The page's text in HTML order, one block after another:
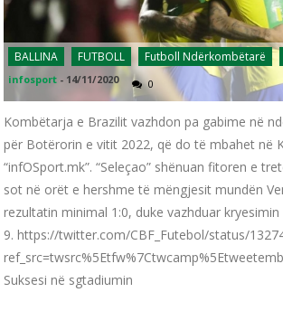
BALLINA FUTBOLL Futboll Ndërkombëtarë
infosport - 14/11/2020 0
Kombëtarja e Brazilit vazhdon pa gabime në
për Botërorin e vitit 2022, që do të mbahet në
“infOSport.mk”. “Seleçao” shënuan fitoren e
sot në orët e hershme të mëngjesit mundën
rezultatin minimal 1:0, duke vazhduar
9. https://twitter.com/CBF_Futebol/status/
Suksesi në sgtadiumin